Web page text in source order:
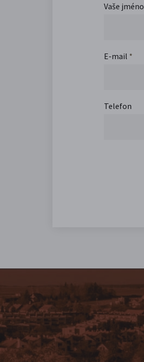
Vaše jméno
E-mail *
Telefon